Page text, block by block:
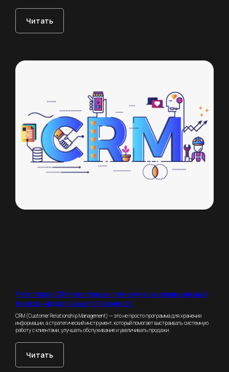
Читать
Что такое CRM-система и почему она незаменимый
помощник для вашего бизнеса?
CRM (Customer Relationship Management) — это не просто программа для хранения
информации, а стратегический инструмент, который помогает выстраивать системную
работу с клиентами, улучшать обслуживание и увеличивать продажи.
Читать